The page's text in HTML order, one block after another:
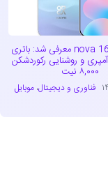
هواوی nova 16 SE معرفی شد: باتری
و روشنایی رکوردشکن
۸,۰۰۰ نیت
فناوری و دیجیتال،موبایل